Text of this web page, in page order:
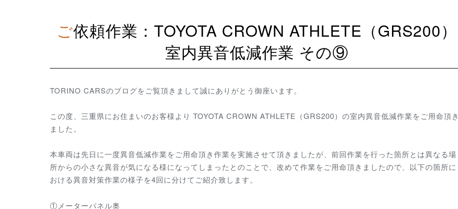
ご依頼作業：TOYOTA CROWN ATHLETE（GRS200）
室内異音低減作業 その⑨
TORINO CARSのブログをご覧頂きまして誠にありがとう御座います。
この度、三重県にお住まいのお客様より TOYOTA CROWN ATHLETE（GRS200）の室内異音低減作業をご用命頂き
ました。
本車両は先日に一度異音低減作業をご用命頂き作業を実施させて頂きましたが、前回作業を行った箇所とは異なる場
所からの小さな異音が気になる様になってしまったとのことで、改めて作業をご用命頂きましたので、以下の箇所に
おける異音対策作業の様子を4回に分けてご紹介致します。
①メーターパネル奥